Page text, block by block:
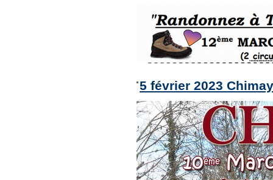
5 février 2023